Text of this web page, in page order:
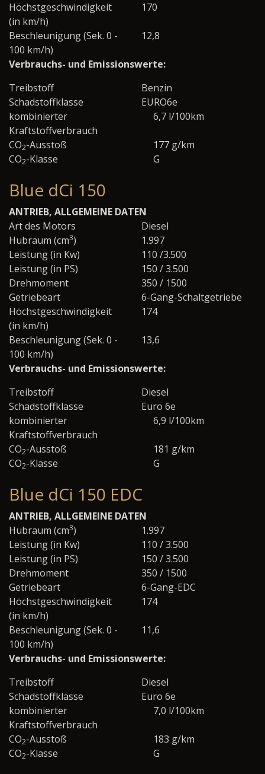
Höchstgeschwindigkeit
(in km/h)
170
Beschleunigung (Sek. 0 -
100 km/h)
12,8
Verbrauchs- und Emissionswerte:
Treibstoff
Benzin
Schadstoffklasse
EURO6e
kombinierter
Kraftstoffverbrauch
6,7 l/100km
CO2-Ausstoß
177 g/km
CO2-Klasse G
Blue dCi 150
ANTRIEB, ALLGEMEINE DATEN
Art des Motors
Diesel
Hubraum (cm3)
1.997
Leistung (in Kw)
110 /3.500
Leistung (in PS)
150 / 3.500
Drehmoment
350 / 1500
Getriebeart
6-Gang-Schaltgetriebe
Höchstgeschwindigkeit
(in km/h)
174
Beschleunigung (Sek. 0 -
100 km/h)
13,6
Verbrauchs- und Emissionswerte:
Treibstoff
Diesel
Schadstoffklasse
Euro 6e
kombinierter
Kraftstoffverbrauch
6,9 l/100km
CO2-Ausstoß
181 g/km
CO2-Klasse G
Blue dCi 150 EDC
ANTRIEB, ALLGEMEINE DATEN
Hubraum (cm3)
1.997
Leistung (in Kw)
110 / 3.500
Leistung (in PS)
150 / 3.500
Drehmoment
350 / 1500
Getriebeart
6-Gang-EDC
Höchstgeschwindigkeit
(in km/h)
174
Beschleunigung (Sek. 0 -
100 km/h)
11,6
Verbrauchs- und Emissionswerte:
Treibstoff
Diesel
Schadstoffklasse
Euro 6e
kombinierter
Kraftstoffverbrauch
7,0 l/100km
CO2-Ausstoß
183 g/km
CO2-Klasse G